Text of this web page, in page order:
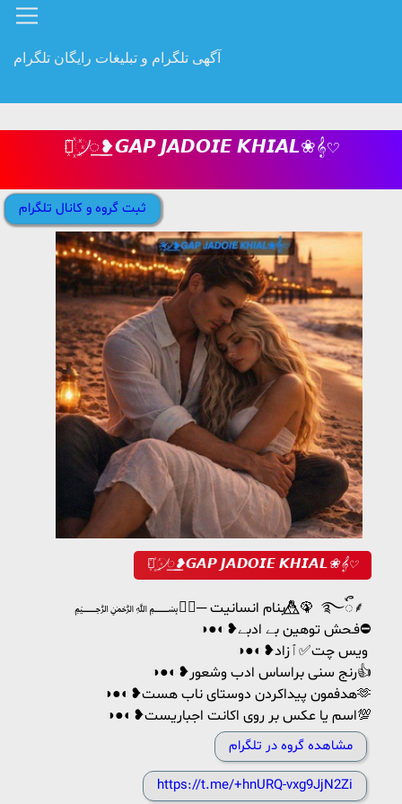
آگهی تلگرام و تبلیغات رایگان تلگرام
⚘꙰᜴꯭❥𝙂𝘼𝙋 𝙅𝘼𝘿𝙊𝙄𝙀 𝙆𝙃𝙄𝘼𝙇❀𝄞𔘓
ثبت گروه و کانال تلگرام
⚘꙰᜴꯭❥𝙂𝘼𝙋 𝙅𝘼𝘿𝙊𝙄𝙀 𝙆𝙃𝙄𝘼𝙇❀𝄞𔘓
﷽❤️‍🔥─‌‌‌‎‌‌‌‎‌ بنام انسانیت🤞⃤🦚 ‌‌‌‎‌‌‌‎‌‌‌‌‌‌‎ ‎‌‌࿐ᭂ⸙‌‌‌‎‌‌ ‌‌‌‎‌‌‌‎‌‌‌‌‌‌‎ ‌‎‌‌
◑●◐❥فـحش توهین بے ادبے⛔
◑●◐❥رنج سنی براساس ادب وشعور👍
◑●◐❥هدفمون پیداکردن دوستای ناب هست🫶
◑●◐❥اسم یا عکس بر روی اکانت اجباریست💯
مشاهده گروه در تلگرام
https://t.me/+hnURQ-vxg9JjN2Zi